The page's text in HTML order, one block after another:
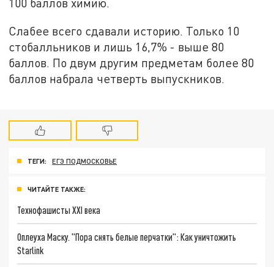
100 баллов химию.
Слабее всего сдавали историю. Только 10
стобалльников и лишь 16,7% - выше 80
баллов. По двум другим предметам более 80
баллов набрала четверть выпускников.
ТЕГИ: ЕГЭ ПОДМОСКОВЬЕ
ЧИТАЙТЕ ТАКЖЕ:
Технофашисты XXI века
Оплеуха Маску. "Пора снять белые перчатки": Как уничтожить
Starlink